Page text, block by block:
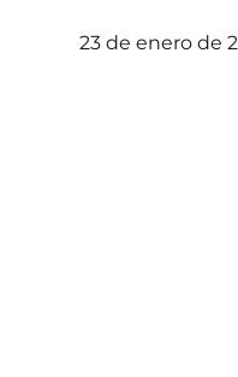
23 de enero de